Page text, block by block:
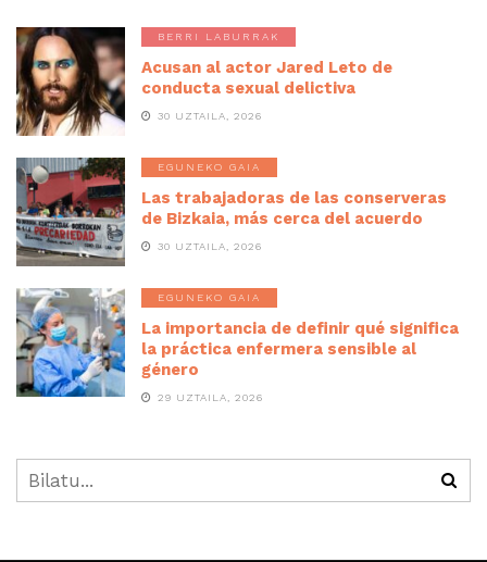
BERRI LABURRAK
Acusan al actor Jared Leto de
conducta sexual delictiva
30 UZTAILA, 2026
EGUNEKO GAIA
Las trabajadoras de las conserveras
de Bizkaia, más cerca del acuerdo
30 UZTAILA, 2026
EGUNEKO GAIA
La importancia de definir qué significa
la práctica enfermera sensible al
género
29 UZTAILA, 2026